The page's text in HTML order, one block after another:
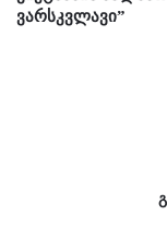
ᲕᲐᲠᲡᲙᲕᲚᲐᲕᲘ”